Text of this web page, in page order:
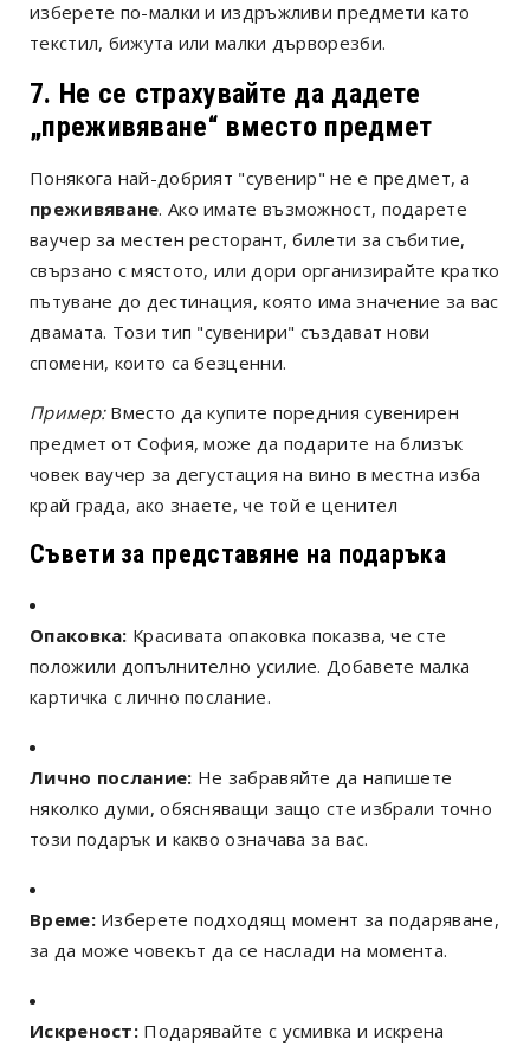
изберете по-малки и издръжливи предмети като
текстил, бижута или малки дърворезби.
7. Не се страхувайте да дадете
„преживяване“ вместо предмет
Понякога най-добрият "сувенир" не е предмет, а
преживяване. Ако имате възможност, подарете
ваучер за местен ресторант, билети за събитие,
свързано с мястото, или дори организирайте кратко
пътуване до дестинация, която има значение за вас
двамата. Този тип "сувенири" създават нови
спомени, които са безценни.
Пример:Вместо да купите поредния сувенирен
предмет от София, може да подарите на близък
човек ваучер за дегустация на вино в местна изба
край града, ако знаете, че той е ценител
Съвети за представяне на подаръка
Опаковка: Красивата опаковка показва, че сте
положили допълнително усилие. Добавете малка
картичка с лично послание.
Лично послание: Не забравяйте да напишете
няколко думи, обясняващи защо сте избрали точно
този подарък и какво означава за вас.
Време:Изберете подходящ момент за подаряване,
за да може човекът да се наслади на момента.
Искреност: Подарявайте с усмивка и искрена